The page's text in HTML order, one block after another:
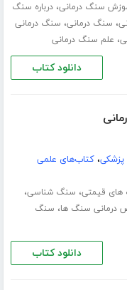
سنگ درمانی،درباره سنگ
، سنگ درمانی، سنگ درمانی
، علم سنگ درمانی
دانلود کتاب
پزشکی،کتاب‌های علمی
قیمتی، سنگ شناسی،
درمانی سنگ ها، سنگ
دانلود کتاب